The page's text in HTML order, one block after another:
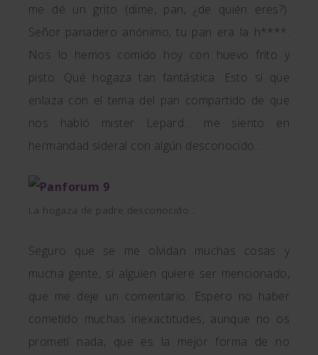
me dé un grito (dime, pan, ¿de quién eres?).
Señor panadero anónimo, tu pan era la h****.
Nos lo hemos comido hoy con huevo frito y
pisto. Qué hogaza tan fantástica. Esto sí que
enlaza con el tema del pan compartido de que
nos habló mister Lepard… me siento en
hermandad sideral con algún desconocido…
La hogaza de padre desconocido…
Seguro que se me olvidan muchas cosas y
mucha gente, si alguien quiere ser mencionado,
que me deje un comentario. Espero no haber
cometido muchas inexactitudes, aunque no os
prometí nada, que es la mejor forma de no